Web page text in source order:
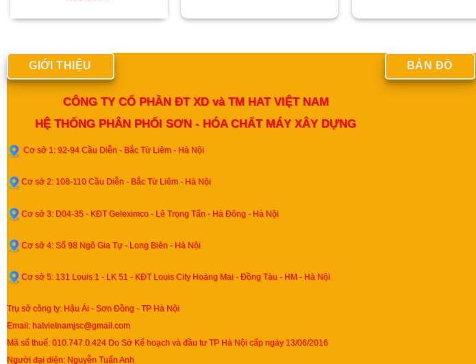
GIỚI THIỆU
CÔNG TY CỔ PHẦN ĐT XD và TM HAT VIỆT NAM
HỆ THỐNG PHÂN PHỐI SƠN - HÓA CHẤT MÁY XÂY DỰNG
Cơ sở 1: 92-94 Cầu Diễn - Bắc Từ Liêm - Hà Nội
Cơ sở 2: 108-110 Cầu Diễn - Bắc Từ Liêm - Hà Nội
Cơ sở 3: D04-35 - KĐT Geleximco - Lê Trọng Tấn - Hà Đông - Hà Nội
Cơ sở 4: Số 98 Ngô Gia Tự - Long Biên - Hà Nội
Cơ sở 5: 131 Louis 1 - LK 51 - KĐT Louis City Hoàng Mai - Đồng Tàu - HM - Hà Nội
Trụ sở công ty: Hậu Ái - Sơn Đồng - TP Hà Nội
Email: hatvietnamjsc@gmail.com
Mã số thuế: 010.747.0.424 Do Sở Kế hoạch và đầu tư TP Hà Nội cấp ngày 13/06/2016
Người đại diện: Nguyễn Tuấn Anh
BẢN ĐỒ